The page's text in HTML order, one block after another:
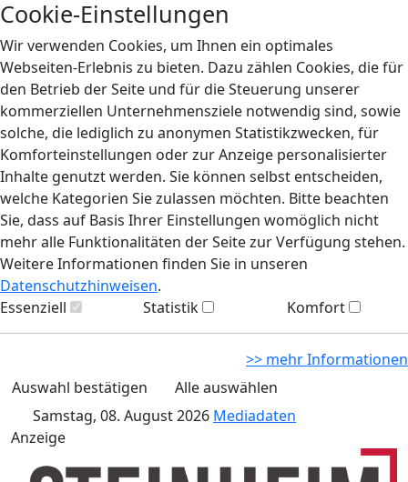
Cookie-Einstellungen
Wir verwenden Cookies, um Ihnen ein optimales
Webseiten-Erlebnis zu bieten. Dazu zählen Cookies, die für
den Betrieb der Seite und für die Steuerung unserer
kommerziellen Unternehmensziele notwendig sind, sowie
solche, die lediglich zu anonymen Statistikzwecken, für
Komforteinstellungen oder zur Anzeige personalisierter
Inhalte genutzt werden. Sie können selbst entscheiden,
welche Kategorien Sie zulassen möchten. Bitte beachten
Sie, dass auf Basis Ihrer Einstellungen womöglich nicht
mehr alle Funktionalitäten der Seite zur Verfügung stehen.
Weitere Informationen finden Sie in unseren
Datenschutzhinweisen.
Essenziell
Statistik Komfort
>> mehr Informationen
Auswahl bestätigen
Alle auswählen
Samstag, 08. August 2026 Mediadaten
Anzeige